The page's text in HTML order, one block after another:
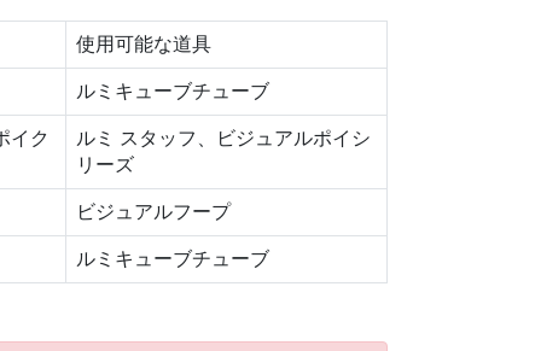
使用可能な道具
ルミキューブチューブ
イク
ルミ スタッフ、ビジュアルポイシ
リーズ
ビジュアルフープ
ルミキューブチューブ